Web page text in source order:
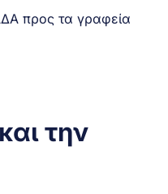
προς τα γραφεία
την